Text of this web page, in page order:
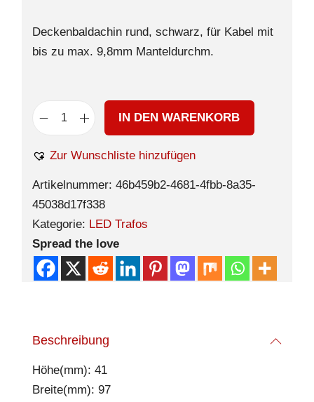
Deckenbaldachin rund, schwarz, für Kabel mit
bis zu max. 9,8mm Manteldurchm.
IN DEN WARENKORB
Zur Wunschliste hinzufügen
Artikelnummer: 46b459b2-4681-4fbb-8a35-
45038d17f338
Kategorie: LED Trafos
Spread the love
Beschreibung
Höhe(mm): 41
Breite(mm): 97